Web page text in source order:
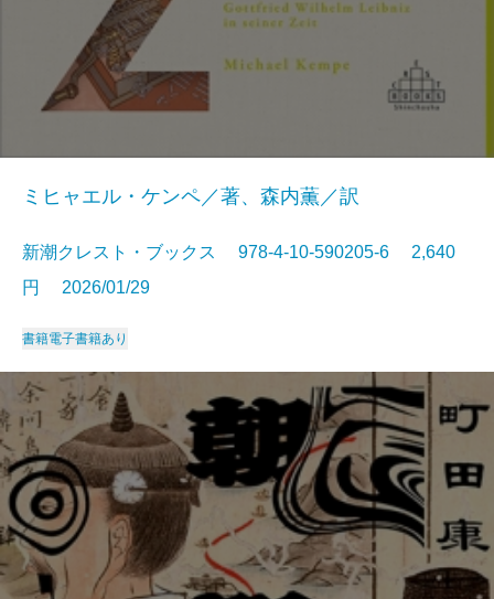
ミヒャエル・ケンペ／著、森内薫／訳
新潮クレスト・ブックス 978-4-10-590205-6 2,640
円 2026/01/29
書籍電子書籍あり